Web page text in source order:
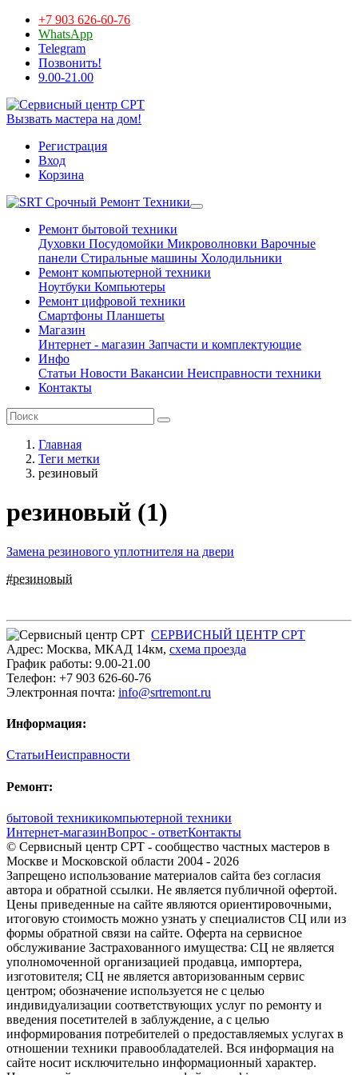
+7 903 626-60-76
WhatsApp
Telegram
Позвонить!
9.00-21.00
Вызвать мастера на дом!
Регистрация
Вход
Корзина
Срочный Ремонт Техники
Ремонт бытовой техники
Духовки Посудомойки Микроволновки Варочные
панели Стиральные машины Холодильники
Ремонт компьютерной техники
Ноутбуки Компьютеры
Ремонт цифровой техники
Смартфоны Планшеты
Магазин
Интернет - магазин Запчасти и комплектующие
Инфо
Статьи Новости Вакансии Неисправности техники
Контакты
Главная
Теги метки
резиновый
резиновый (1)
Замена резинового уплотнителя на двери
#резиновый
СЕРВИСНЫЙ ЦЕНТР СРТ
Адрес: Москва, МКАД 14км, cхема проезда
График работы: 9.00-21.00
Телефон: +7 903 626-60-76
Электронная почта: info@srtremont.ru
Информация:
СтатьиНеисправности
Ремонт:
бытовой техникикомпьютерной техники
Интернет-магазинВопрос - ответКонтакты
© Сервисный центр СРТ - сообщество частных мастеров в
Москве и Московской области 2004 - 2026
Запрещено использование материалов сайта без согласия
автора и обратной ссылки. Не является публичной офертой.
Цены приведенные на сайте являются ориентировочными,
итоговую стоимость можно узнать у специалистов СЦ или из
формы обратной связи на сайте. Оферта на сервисное
обслуживание Застрахованного имущества: СЦ не является
уполномоченной организацией продавца, импортера,
изготовителя; СЦ не является авторизованным сервис
центром; обозначение используется не с целью
индивидуализации соответствующих услуг по ремонту и
введения посетителей в заблуждение, а с целью
информирования потребителей о предоставляемых услугах в
отношении техники правообладателей. Вся информация на
сайте носит исключительно информационный характер.